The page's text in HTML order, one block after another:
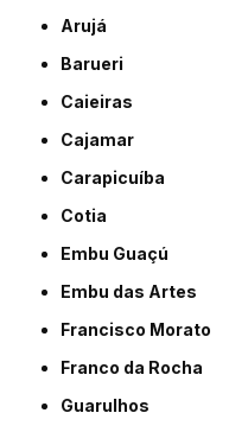
Arujá
Barueri
Caieiras
Cajamar
Carapicuíba
Cotia
Embu Guaçú
Embu das Artes
Francisco Morato
Franco da Rocha
Guarulhos